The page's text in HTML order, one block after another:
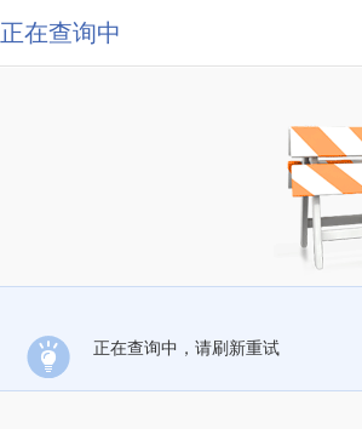
正在查询中
正在查询中，请刷新重试